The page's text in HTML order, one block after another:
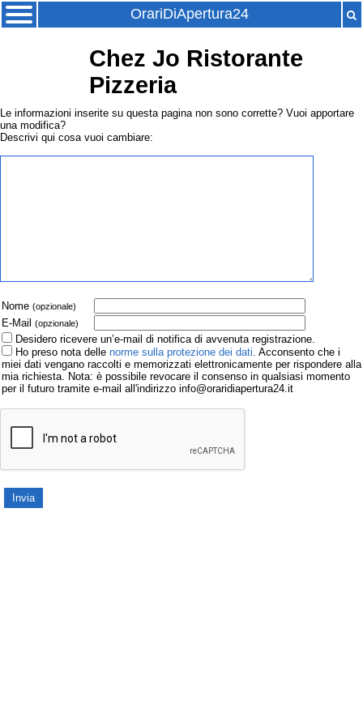
OrariDiApertura24
Chez Jo Ristorante
Pizzeria
Le informazioni inserite su questa pagina non sono corrette? Vuoi apportare
una modifica?
Descrivi qui cosa vuoi cambiare:
Nome (opzionale)
E-Mail (opzionale)
Desidero ricevere un’e-mail di notifica di avvenuta registrazione.
Ho preso nota delle norme sulla protezione dei dati. Acconsento che i
miei dati vengano raccolti e memorizzati elettronicamente per rispondere alla
mia richiesta. Nota: è possibile revocare il consenso in qualsiasi momento
per il futuro tramite e-mail all'indirizzo info@oraridiapertura24.it